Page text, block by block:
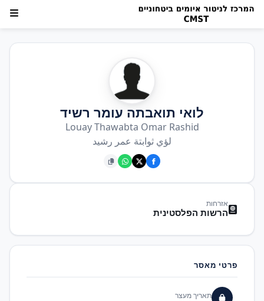
לואי תואבתה עומר רשיד
Louay Thawabta Omar Rashid
لؤي ثوابتة عمر رشيد
אזרחות
הרשות הפלסטינית
פרטי מאסר
תאריך מעצר